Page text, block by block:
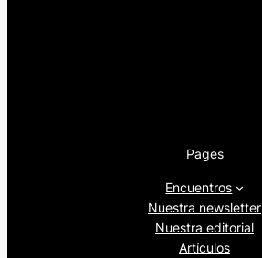
Pages
Encuentros
Nuestra newsletter
Nuestra editorial
Artículos